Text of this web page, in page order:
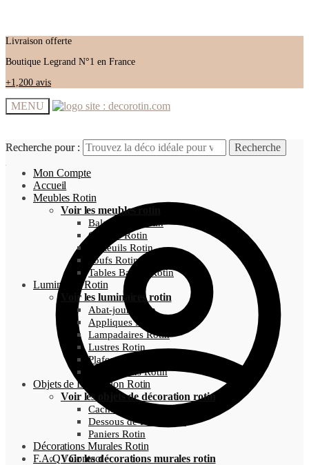
Livraison offerte
Boutique Legrand N°1 en France
+1,200 avis
MENU
Recherche pour : Recherche
Mon Compte
F.A.Q / Contact
Recherche pour : Recherche
Accueil
Meubles Rotin
Voir les meubles rotin
Balancelles Rotin
Chaises Rotin
Fauteuils Rotin
Poufs Rotin
Tables Basses Rotin
Luminaires Rotin
Voir les luminaires rotin
Abat-jour Rotin
Appliques Murales Rotin
Lampadaires Rotin
Lustres Rotin
Plafonnier Rotin
Suspensions Rotin
Objets de Décoration Rotin
Voir les objets de décoration rotin
Cache-Pots Osier
Dessous de Plats Rotin
Paniers Rotin
Décorations Murales Rotin
Voir les décorations murales rotin